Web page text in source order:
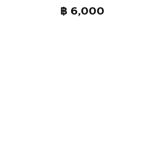
฿ 6,000